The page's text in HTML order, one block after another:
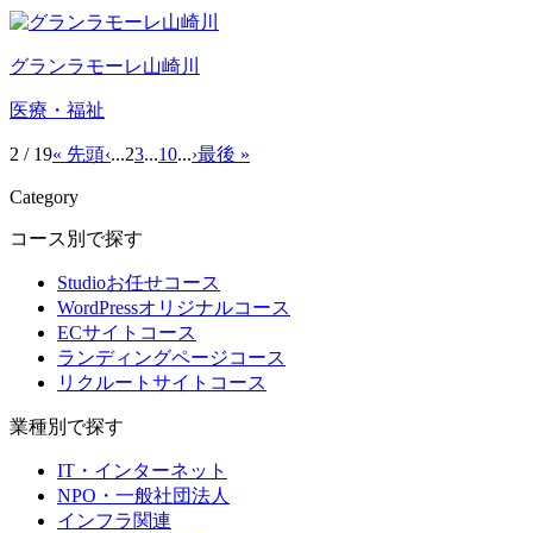
グランラモーレ山崎川
医療・福祉
2 / 19« 先頭‹...23...10...›最後 »
Category
コース別で探す
Studioお任せコース
WordPressオリジナルコース
ECサイトコース
ランディングページコース
リクルートサイトコース
業種別で探す
IT・インターネット
NPO・一般社団法人
インフラ関連